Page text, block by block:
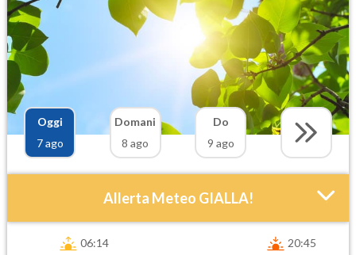
Oggi
7 ago
Domani
8 ago
Do
9 ago
Allerta Meteo GIALLA!
06:14 20:45